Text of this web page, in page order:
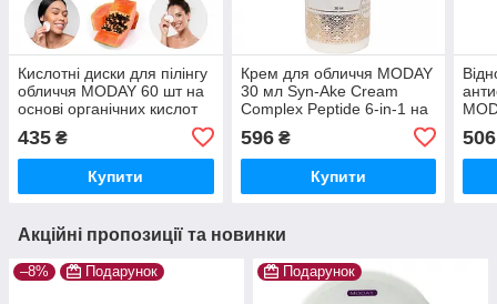
Кислотні диски для пілінгу
обличчя MODAY 60 шт на
основі органічних кислот
435 ₴
Купити
Крем для обличчя MODAY
30 мл Syn-Ake Cream
Complex Peptide 6-in-1 на
основі 5 видів пептиду та
Syn-Ake / антивіковий
ліфтинговий /
596₴
Купити
506
Акційні пропозиції та новинки
–8% Подарунок Подарунок